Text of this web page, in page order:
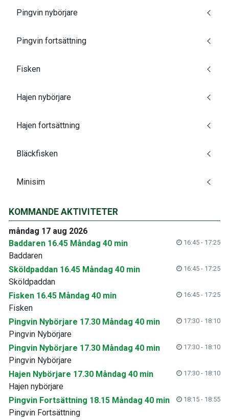
Pingvin nybörjare
Pingvin fortsättning
Fisken
Hajen nybörjare
Hajen fortsättning
Bläckfisken
Minisim
KOMMANDE AKTIVITETER
måndag 17 aug 2026
Baddaren 16.45 Måndag 40 min
16:45 - 17:25
Baddaren
Sköldpaddan 16.45 Måndag 40 min
16:45 - 17:25
Sköldpaddan
Fisken 16.45 Måndag 40 min
16:45 - 17:25
Fisken
Pingvin Nybörjare 17.30 Måndag 40 min
17:30 - 18:10
Pingvin Nybörjare
Pingvin Nybörjare 17.30 Måndag 40 min
17:30 - 18:10
Pingvin Nybörjare
Hajen Nybörjare 17.30 Måndag 40 min
17:30 - 18:10
Hajen nybörjare
Pingvin Fortsättning 18.15 Måndag 40 min
18:15 - 18:55
Pingvin Fortsättning